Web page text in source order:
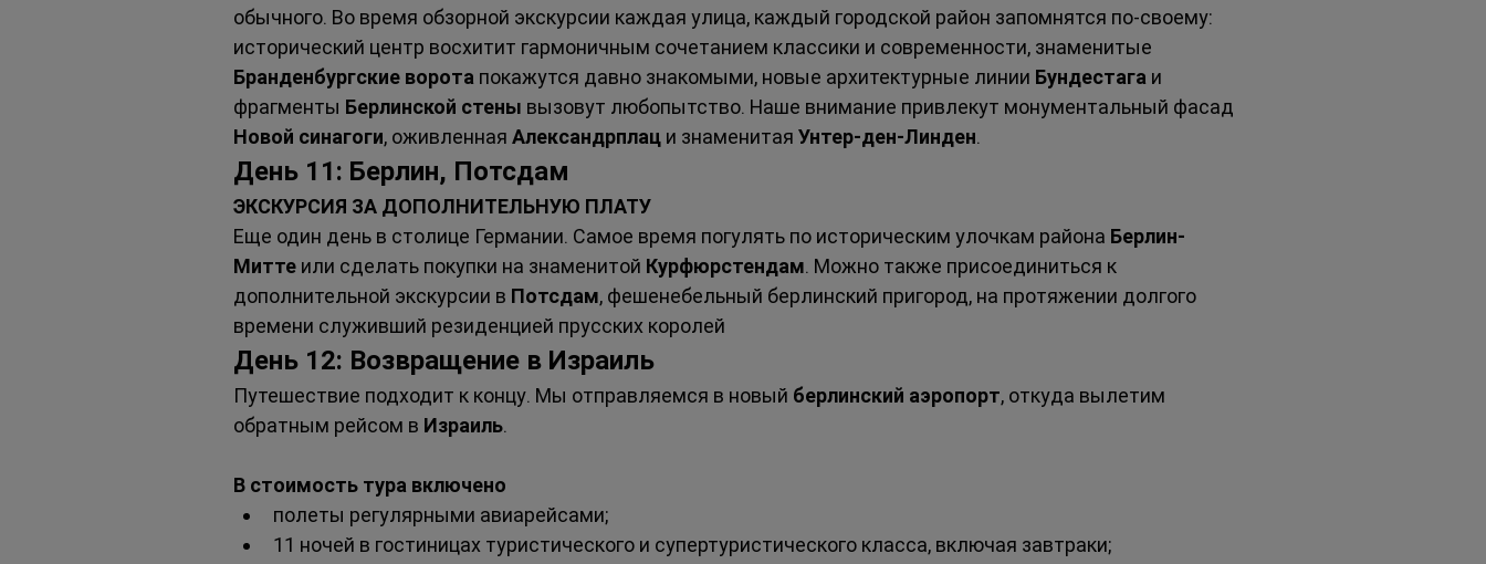
обычного. Во время обзорной экскурсии каждая улица, каждый городской район запомнятся по-своему:
исторический центр восхитит гармоничным сочетанием классики и современности, знаменитые
Бранденбургские ворота покажутся давно знакомыми, новые архитектурные линии Бундестага и
фрагменты Берлинской стены вызовут любопытство. Наше внимание привлекут монументальный фасад
Новой синагоги, оживленная Александрплац и знаменитая Унтер-ден-Линден.
День 11: Берлин, Потсдам
ЭКСКУРСИЯ ЗА ДОПОЛНИТЕЛЬНУЮ ПЛАТУ
Еще один день в столице Германии. Самое время погулять по историческим улочкам района Берлин-
Митте или сделать покупки на знаменитой Курфюрстендам. Можно также присоединиться к
дополнительной экскурсии в Потсдам, фешенебельный берлинский пригород, на протяжении долгого
времени служивший резиденцией прусских королей
День 12: Возвращение в Израиль
Путешествие подходит к концу. Мы отправляемся в новый берлинский аэропорт, откуда вылетим
обратным рейсом в Израиль.
В стоимость тура включено
полеты регулярными авиарейсами;
11 ночей в гостиницах туристического и супертуристического класса, включая завтраки;